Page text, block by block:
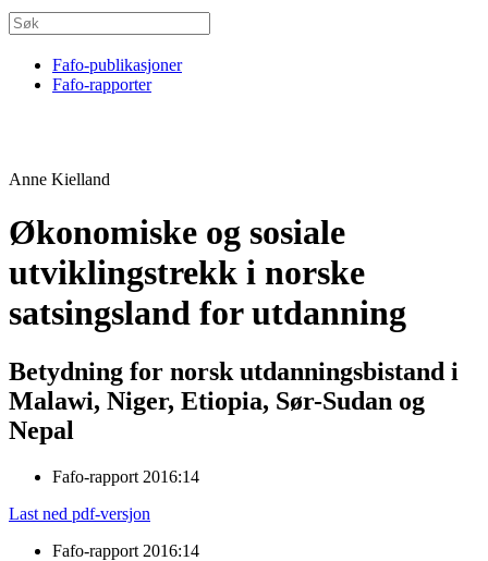
Fafo-publikasjoner
Fafo-rapporter
Anne Kielland
Økonomiske og sosiale
utviklingstrekk i norske
satsingsland for utdanning
Betydning for norsk utdanningsbistand i
Malawi, Niger, Etiopia, Sør-Sudan og
Nepal
Fafo-rapport 2016:14
Last ned pdf-versjon
Fafo-rapport 2016:14